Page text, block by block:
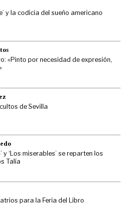
y la codicia del sueño americano
«Pinto por necesidad de expresión,
de Sevilla
y ‘Los miserables’ se reparten los
Talía
para la Feria del Libro